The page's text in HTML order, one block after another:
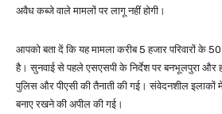
अवैध कब्जे वाले मामलों पर लागू नहीं होगी।
आपको बता दें कि यह मामला करीब 5 हजार परिवारों के
है। सुनवाई से पहले एसएसपी के निर्देश पर बनभूलपुरा और
पुलिस और पीएसी की तैनाती की गई। संवेदनशील इलाकों
बनाए रखने की अपील की गई।